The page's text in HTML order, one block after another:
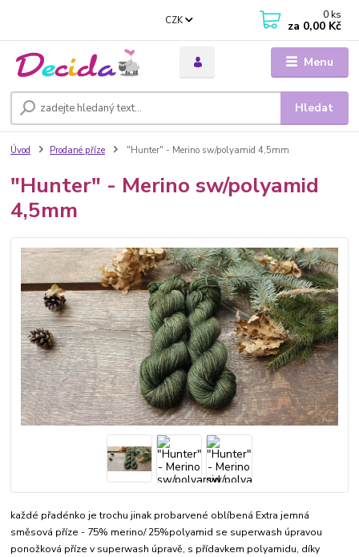
Menu
CZK
Hledat
0 ks
za 0,00 Kč
Úvod Prodané příze "Hunter" - Merino sw/polyamid 4,5mm
"Hunter" - Merino sw/polyamid
4,5mm
každé přadénko je trochu jinak probarvené oblíbená Extra jemná
směsová příze - 75% merino/ 25%polyamid se superwash úpravou
ponožková příze v superwash úpravě, s přídavkem polyamidu, díky